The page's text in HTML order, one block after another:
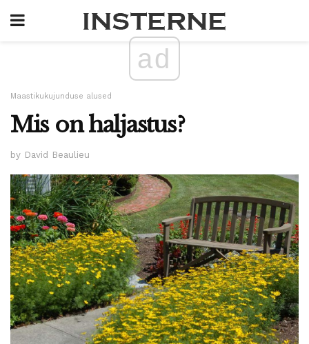
ad
Maastikukujunduse alused
Mis on haljastus?
by David Beaulieu